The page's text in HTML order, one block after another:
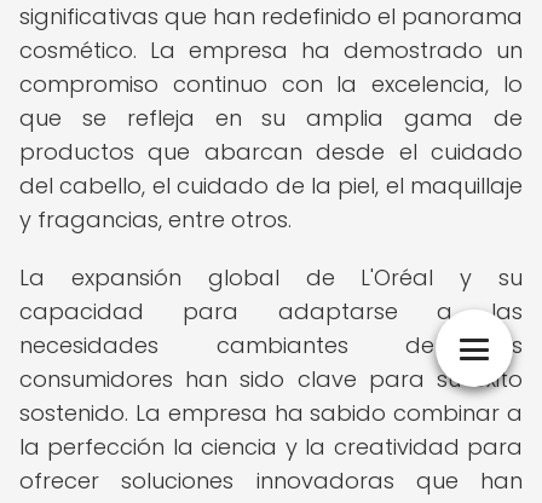
significativas que han redefinido el panorama
cosmético. La empresa ha demostrado un
compromiso continuo con la excelencia, lo
que se refleja en su amplia gama de
productos que abarcan desde el cuidado
del cabello, el cuidado de la piel, el maquillaje
y fragancias, entre otros.
La expansión global de L'Oréal y su
capacidad para adaptarse a las
necesidades cambiantes de los
consumidores han sido clave para su éxito
sostenido. La empresa ha sabido combinar a
la perfección la ciencia y la creatividad para
ofrecer soluciones innovadoras que han